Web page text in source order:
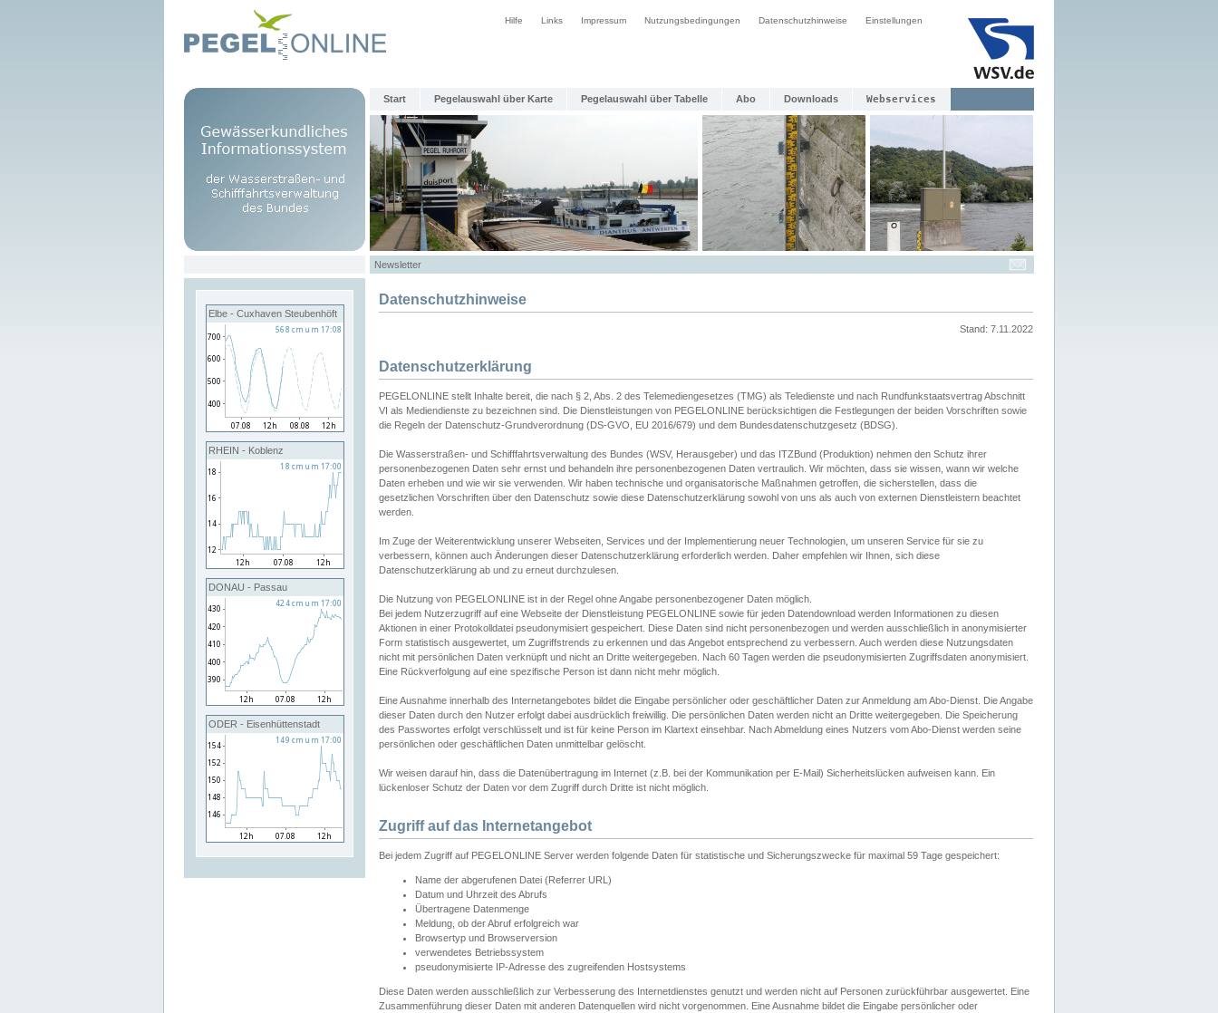
Hilfe Links Impressum Nutzungsbedingungen Datenschutzhinweise Einstellungen
Start Pegelauswahl über Karte Pegelauswahl über Tabelle Abo Downloads Webservices
Newsletter
Elbe - Cuxhaven Steubenhöft
RHEIN - Koblenz
DONAU - Passau
ODER - Eisenhüttenstadt
Datenschutzhinweise
Stand: 7.11.2022
Datenschutzerklärung
PEGELONLINE stellt Inhalte bereit, die nach § 2, Abs. 2 des Telemediengesetzes (TMG) als Teledienste und nach Rundfunkstaatsvertrag Abschnitt
VI als Mediendienste zu bezeichnen sind. Die Dienstleistungen von PEGELONLINE berücksichtigen die Festlegungen der beiden Vorschriften sowie
die Regeln der Datenschutz-Grundverordnung (DS-GVO, EU 2016/679) und dem Bundesdatenschutzgesetz (BDSG).
Die Wasserstraßen- und Schifffahrtsverwaltung des Bundes (WSV, Herausgeber) und das ITZBund (Produktion) nehmen den Schutz ihrer
personenbezogenen Daten sehr ernst und behandeln ihre personenbezogenen Daten vertraulich. Wir möchten, dass sie wissen, wann wir welche
Daten erheben und wie wir sie verwenden. Wir haben technische und organisatorische Maßnahmen getroffen, die sicherstellen, dass die
gesetzlichen Vorschriften über den Datenschutz sowie diese Datenschutzerklärung sowohl von uns als auch von externen Dienstleistern beachtet
werden.
Im Zuge der Weiterentwicklung unserer Webseiten, Services und der Implementierung neuer Technologien, um unseren Service für sie zu
verbessern, können auch Änderungen dieser Datenschutzerklärung erforderlich werden. Daher empfehlen wir Ihnen, sich diese
Datenschutzerklärung ab und zu erneut durchzulesen.
Die Nutzung von PEGELONLINE ist in der Regel ohne Angabe personenbezogener Daten möglich.
Bei jedem Nutzerzugriff auf eine Webseite der Dienstleistung PEGELONLINE sowie für jeden Datendownload werden Informationen zu diesen
Aktionen in einer Protokolldatei pseudonymisiert gespeichert. Diese Daten sind nicht personenbezogen und werden ausschließlich in anonymisierter
Form statistisch ausgewertet, um Zugriffstrends zu erkennen und das Angebot entsprechend zu verbessern. Auch werden diese Nutzungsdaten
nicht mit persönlichen Daten verknüpft und nicht an Dritte weitergegeben. Nach 60 Tagen werden die pseudonymisierten Zugriffsdaten anonymisiert.
Eine Rückverfolgung auf eine spezifische Person ist dann nicht mehr möglich.
Eine Ausnahme innerhalb des Internetangebotes bildet die Eingabe persönlicher oder geschäftlicher Daten zur Anmeldung am Abo-Dienst. Die Angabe
dieser Daten durch den Nutzer erfolgt dabei ausdrücklich freiwillig. Die persönlichen Daten werden nicht an Dritte weitergegeben. Die Speicherung
des Passwortes erfolgt verschlüsselt und ist für keine Person im Klartext einsehbar. Nach Abmeldung eines Nutzers vom Abo-Dienst werden seine
persönlichen oder geschäftlichen Daten unmittelbar gelöscht.
Wir weisen darauf hin, dass die Datenübertragung im Internet (z.B. bei der Kommunikation per E-Mail) Sicherheitslücken aufweisen kann. Ein
lückenloser Schutz der Daten vor dem Zugriff durch Dritte ist nicht möglich.
Zugriff auf das Internetangebot
Bei jedem Zugriff auf PEGELONLINE Server werden folgende Daten für statistische und Sicherungszwecke für maximal 59 Tage gespeichert:
Name der abgerufenen Datei (Referrer URL)
Datum und Uhrzeit des Abrufs
Übertragene Datenmenge
Meldung, ob der Abruf erfolgreich war
Browsertyp und Browserversion
verwendetes Betriebssystem
pseudonymisierte IP-Adresse des zugreifenden Hostsystems
Diese Daten werden ausschließlich zur Verbesserung des Internetdienstes genutzt und werden nicht auf Personen zurückführbar ausgewertet. Eine
Zusammenführung dieser Daten mit anderen Datenquellen wird nicht vorgenommen. Eine Ausnahme bildet die Eingabe persönlicher oder